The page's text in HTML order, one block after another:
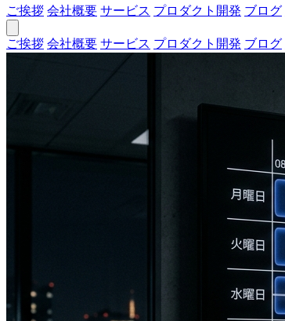
ご挨拶 会社概要 サービス プロダクト開発 ブログ
ご挨拶 会社概要 サービス プロダクト開発 ブログ